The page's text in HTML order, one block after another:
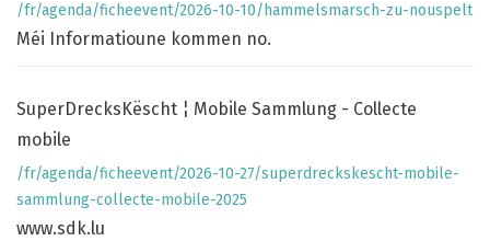
/fr/agenda/ficheevent/2026-10-10/hammelsmarsch-zu-nouspelt
Méi Informatioune kommen no.
SuperDrecksKëscht ¦ Mobile Sammlung - Collecte
mobile
/fr/agenda/ficheevent/2026-10-27/superdreckskescht-mobile-
sammlung-collecte-mobile-2025
www.sdk.lu